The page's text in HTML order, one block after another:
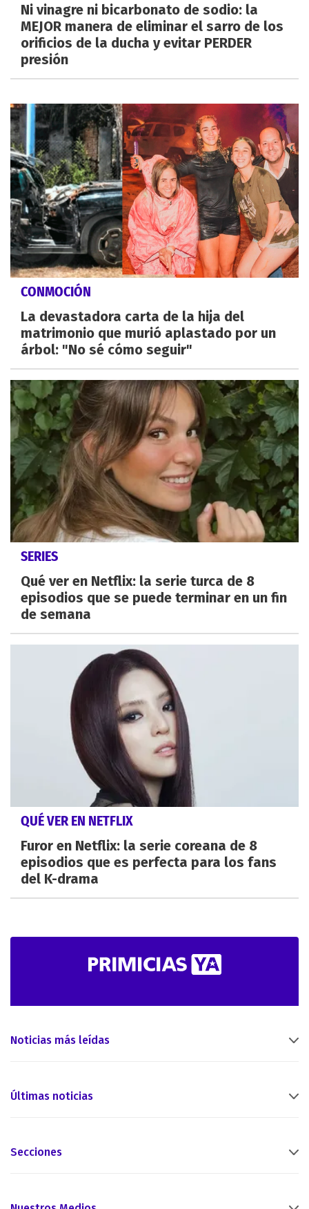
Ni vinagre ni bicarbonato de sodio: la
MEJOR manera de eliminar el sarro de los
orificios de la ducha y evitar PERDER
presión
CONMOCIÓN
La devastadora carta de la hija del
matrimonio que murió aplastado por un
árbol: "No sé cómo seguir"
SERIES
Qué ver en Netflix: la serie turca de 8
episodios que se puede terminar en un fin
de semana
QUÉ VER EN NETFLIX
Furor en Netflix: la serie coreana de 8
episodios que es perfecta para los fans
del K-drama
Noticias más leídas
Últimas noticias
Secciones